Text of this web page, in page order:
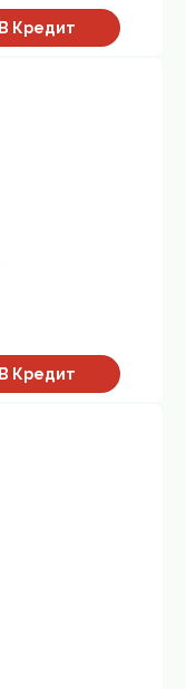
В Кредит
В Кредит